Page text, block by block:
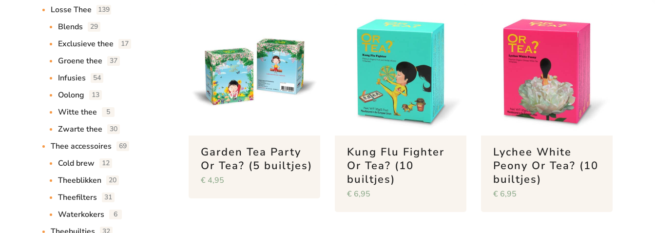
Garden Tea Party
Or Tea? (5 builtjes)
€ 4,95
Kung Flu Fighter
Or Tea? (10
builtjes)
€ 6,95
Lychee White
Peony Or Tea? (10
builtjes)
€ 6,95
Losse Thee 139
Blends 29
Exclusieve thee 17
Groene thee 37
Infusies 54
Oolong 13
Witte thee 5
Zwarte thee 30
Thee accessoires 69
Cold brew 12
Theeblikken 20
Theefilters 31
Waterkokers 6